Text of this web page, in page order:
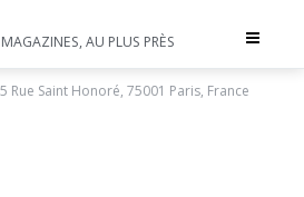
Toggle
AU PLUS PRÈS
Rue Saint Honoré, 75001 Paris, France